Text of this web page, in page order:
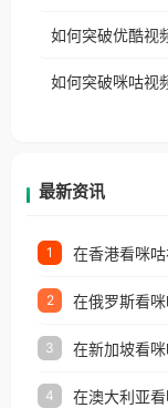
权
制
户
如何突破优酷视
如何突破咪咕视
最新资讯
1
2
3
4